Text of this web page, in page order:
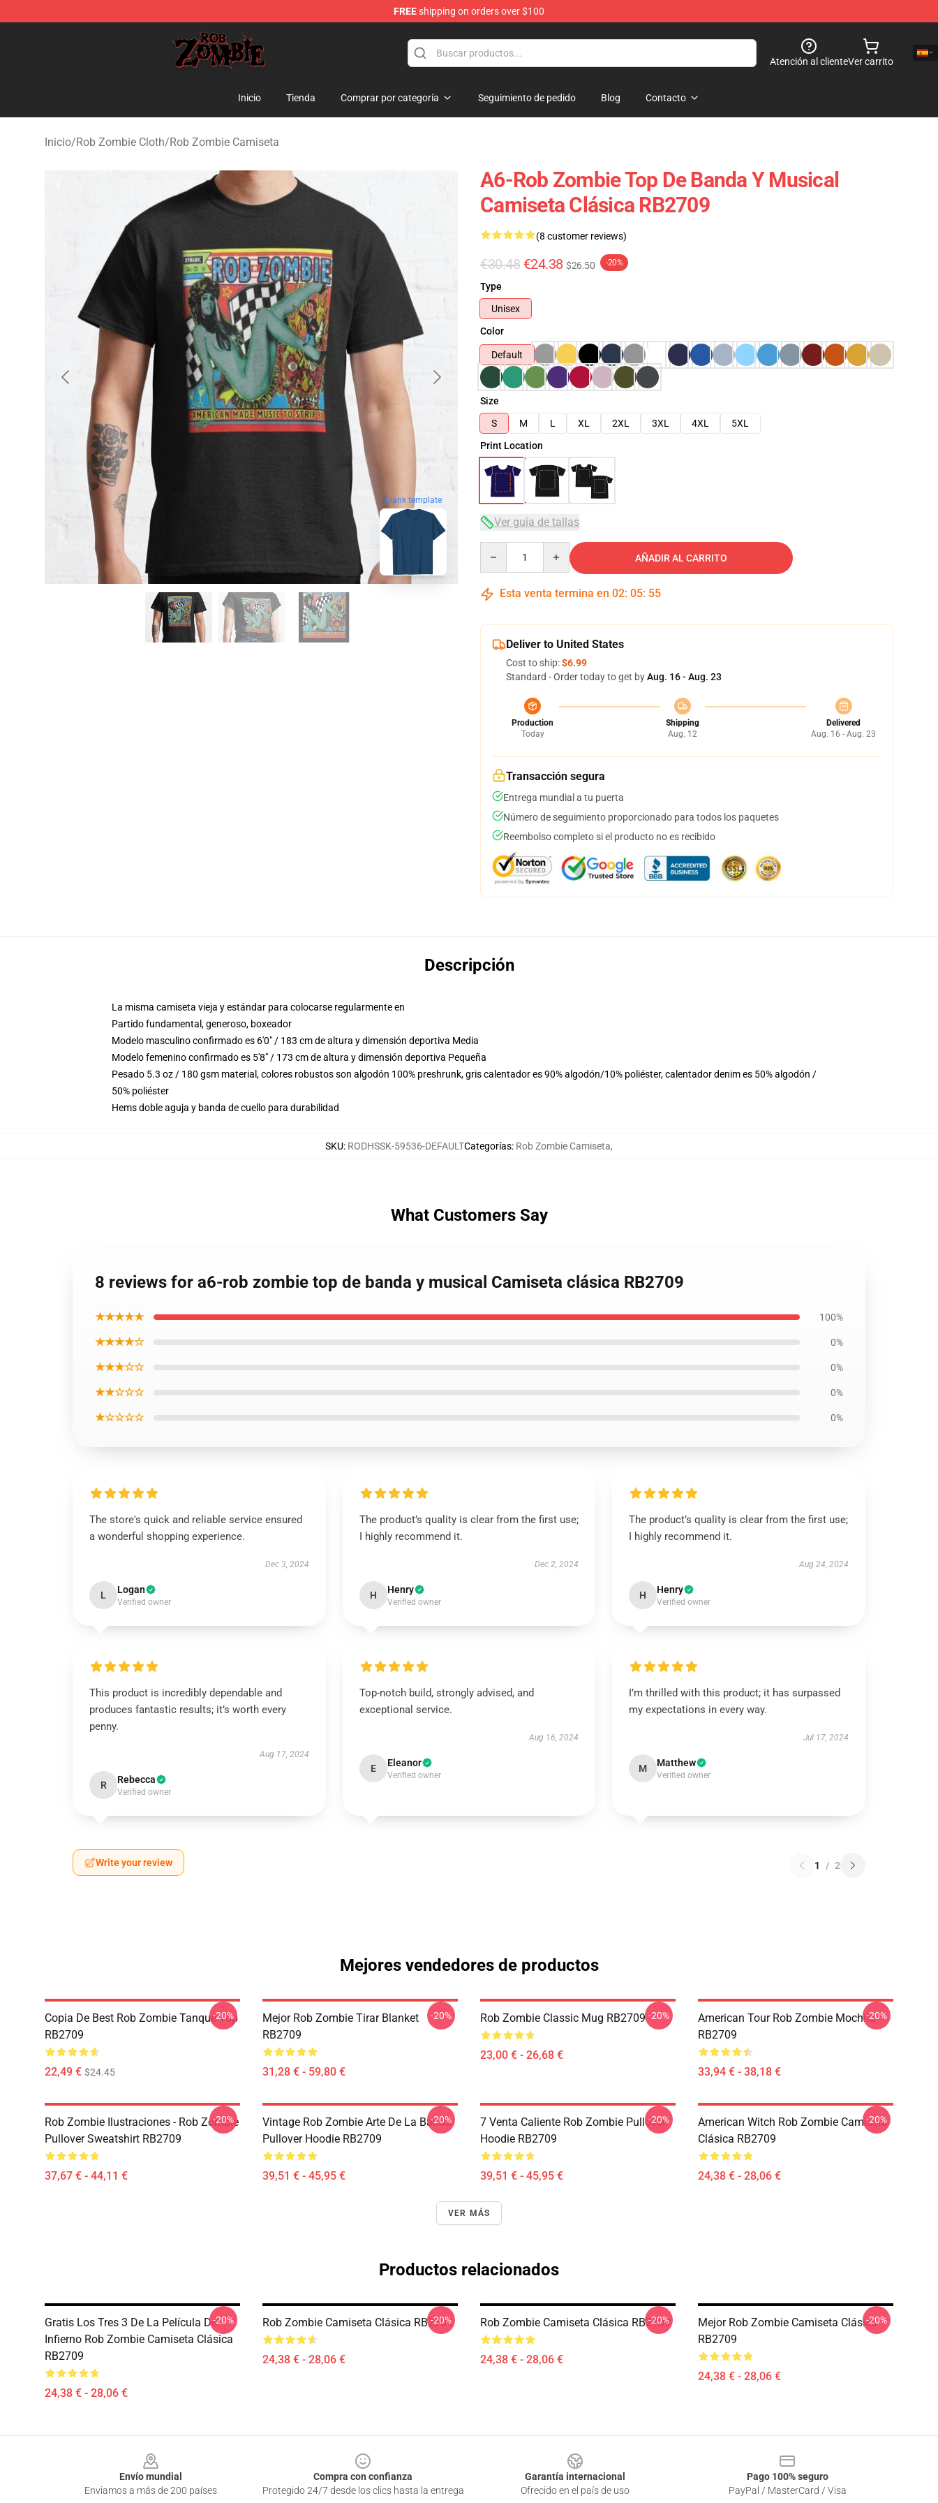
FREEshipping on orders over $100
Rob Zombie Shop - Official Rob Zombie Merchandise Store
Atención al clienteVer carrito
Inicio Tienda Comprar por categoría Seguimiento de pedido Blog Contacto
Inicio/Rob Zombie Cloth/Rob Zombie Camiseta
blank template
A6-Rob Zombie Top De Banda Y Musical
Camiseta Clásica RB2709
(8 customer reviews)
€30.48 €24.38 $26.50 -20%
Type
Unisex
Color
Default
Size
S
M L XL 2XL 3XL 4XL
5XL
Print Location
Ver guía de tallas
AÑADIR AL CARRITO
Esta venta termina en 02: 05: 54
Deliver to United States
Cost to ship:$6.99
Standard - Order today to get byAug. 16 - Aug. 23
Production
Today
Shipping
Aug. 12
Delivered
Aug. 16 - Aug. 23
Transacción segura
Entrega mundial a tu puerta
Número de seguimiento proporcionado para todos los paquetes
Reembolso completo si el producto no es recibido
Descripción
La misma camiseta vieja y estándar para colocarse regularmente en
Partido fundamental, generoso, boxeador
Modelo masculino confirmado es 6'0" / 183 cm de altura y dimensión deportiva Media
Modelo femenino confirmado es 5'8" / 173 cm de altura y dimensión deportiva Pequeña
Pesado 5.3 oz / 180 gsm material, colores robustos son algodón 100% preshrunk, gris calentador es 90% algodón/10% poliéster, calentador denim es 50% algodón /
50% poliéster
Hems doble aguja y banda de cuello para durabilidad
SKU: RODHSSK-59536-DEFAULTCategorías: Rob Zombie Camiseta,
What Customers Say
8 reviews for a6-rob zombie top de banda y musical Camiseta clásica RB2709
★★★★★ 100%
★★★★☆ 0%
★★★☆☆ 0%
★★☆☆☆ 0%
★☆☆☆☆ 0%
The store's quick and reliable service ensured
a wonderful shopping experience.
Dec 3, 2024
L Logan
Verified owner
The product’s quality is clear from the first use;
I highly recommend it.
Dec 2, 2024
H Henry
Verified owner
The product’s quality is clear from the first use;
I highly recommend it.
Aug 24, 2024
H Henry
Verified owner
This product is incredibly dependable and
produces fantastic results; it’s worth every
penny.
Aug 17, 2024
R Rebecca
Verified owner
Top-notch build, strongly advised, and
exceptional service.
Aug 16, 2024
E Eleanor
Verified owner
I’m thrilled with this product; it has surpassed
my expectations in every way.
Jul 17, 2024
M Matthew
Verified owner
Write your review 1 / 2
Mejores vendedores de productos
Copia De Best Rob Zombie Tanque Top
RB2709
22,49 € $24.45
-20%
Mejor Rob Zombie Tirar Blanket
RB2709
31,28 € - 59,80 €
-20% Rob Zombie Classic Mug RB2709
23,00 € - 26,68 €
-20%
American Tour Rob Zombie Mochila
RB2709
33,94 € - 38,18 €
-20%
Rob Zombie Ilustraciones - Rob Zombie
Pullover Sweatshirt RB2709
37,67 € - 44,11 €
-20%
Vintage Rob Zombie Arte De La Banda
Pullover Hoodie RB2709
39,51 € - 45,95 €
-20%
7 Venta Caliente Rob Zombie Pullover
Hoodie RB2709
39,51 € - 45,95 €
-20%
American Witch Rob Zombie Camiseta
Clásica RB2709
24,38 € - 28,06 €
-20%
VER MÁS
Productos relacionados
Gratis Los Tres 3 De La Película Del
Infierno Rob Zombie Camiseta Clásica
RB2709
24,38 € - 28,06 €
-20% Rob Zombie Camiseta Clásica RB2709
24,38 € - 28,06 €
-20% Rob Zombie Camiseta Clásica RB2709
24,38 € - 28,06 €
-20%
Mejor Rob Zombie Camiseta Clásica
RB2709
24,38 € - 28,06 €
-20%
Envío mundial
Enviamos a más de 200 países
Compra con confianza
Protegido 24/7 desde los clics hasta la entrega
Garantía internacional
Ofrecido en el país de uso
Pago 100% seguro
PayPal / MasterCard / Visa